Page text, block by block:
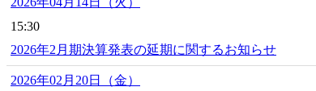
15:30
2026年2月期決算発表の延期に関するお知らせ
2026年02月20日（金）